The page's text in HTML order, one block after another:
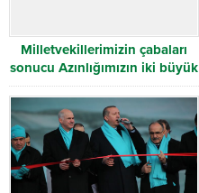
Milletvekillerimizin çabaları
sonucu Azınlığımızın iki büyük
sorunu çözüldü